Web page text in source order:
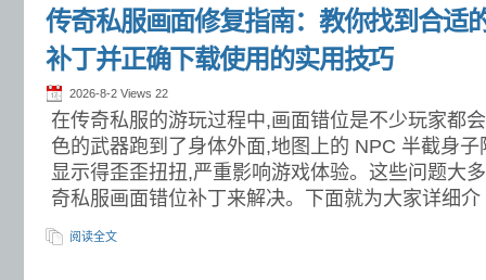
传奇私服画面修复指南：教你找到合适
补丁并正确下载使用的实用技巧
2026-8-2 Views 22
在传奇私服的游玩过程中,画面错位是不少玩家都
色的武器跑到了身体外面,地图上的 NPC 半截身
显示得歪歪扭扭,严重影响游戏体验。这些问题大
奇私服画面错位补丁来解决。下面就为大家详细介
阅读全文